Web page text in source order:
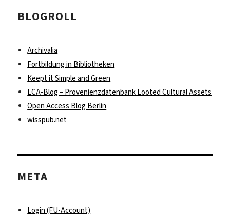
BLOGROLL
Archivalia
Fortbildung in Bibliotheken
Keept it Simple and Green
LCA-Blog – Provenienzdatenbank Looted Cultural Assets
Open Access Blog Berlin
wisspub.net
META
Login (FU-Account)